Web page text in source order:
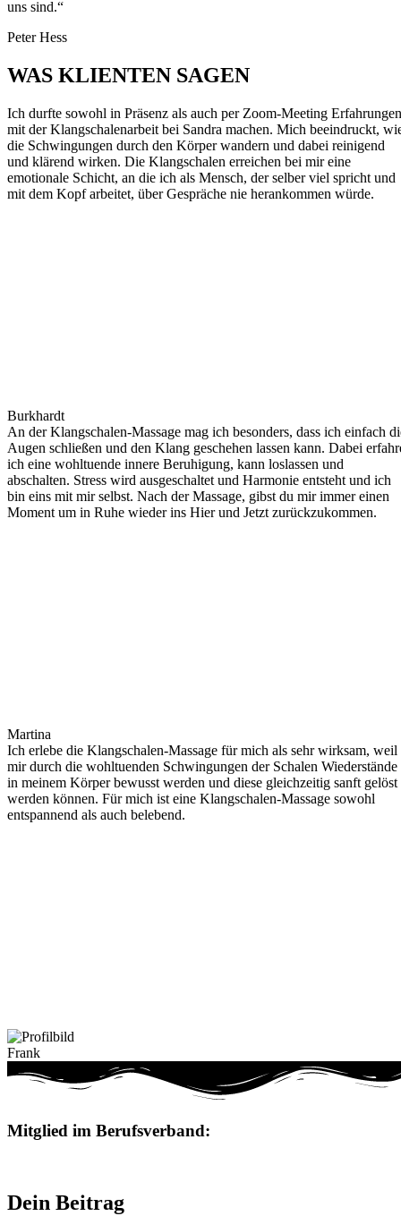
uns sind.“
Peter Hess
WAS KLIENTEN SAGEN
Ich durfte sowohl in Präsenz als auch per Zoom-Meeting Erfahrungen
mit der Klangschalenarbeit bei Sandra machen. Mich beeindruckt,
die Schwingungen durch den Körper wandern und dabei reinigend
und klärend wirken. Die Klangschalen erreichen bei mir eine
emotionale Schicht, an die ich als Mensch, der selber viel spricht und
mit dem Kopf arbeitet, über Gespräche nie herankommen würde.
Burkhardt
An der Klangschalen-Massage mag ich besonders, dass ich einfach
Augen schließen und den Klang geschehen lassen kann. Dabei
ich eine wohltuende innere Beruhigung, kann loslassen und
abschalten. Stress wird ausgeschaltet und Harmonie entsteht und ich
bin eins mit mir selbst. Nach der Massage, gibst du mir immer einen
Moment um in Ruhe wieder ins Hier und Jetzt zurückzukommen.
Martina
Ich erlebe die Klangschalen-Massage für mich als sehr wirksam, weil
mir durch die wohltuenden Schwingungen der Schalen Wiederstände
in meinem Körper bewusst werden und diese gleichzeitig sanft gelöst
werden können. Für mich ist eine Klangschalen-Massage sowohl
entspannend als auch belebend.
Frank
Mitglied im Berufsverband:
Dein Beitrag